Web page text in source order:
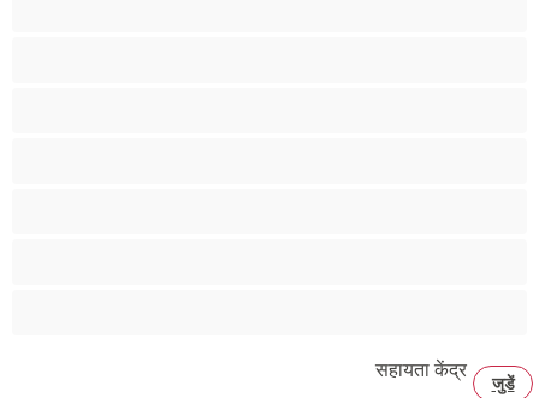
सहायता केंद्र
जुडें